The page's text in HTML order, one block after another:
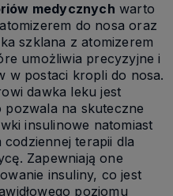
medycznych warto
do nosa oraz
szklana z atomizerem
umożliwia precyzyjne i
w postaci kropli do nosa.
dawka leku jest
na skuteczne
insulinowe natomiast
terapii dla
Zapewniają one
insuliny, co jest
poziomu